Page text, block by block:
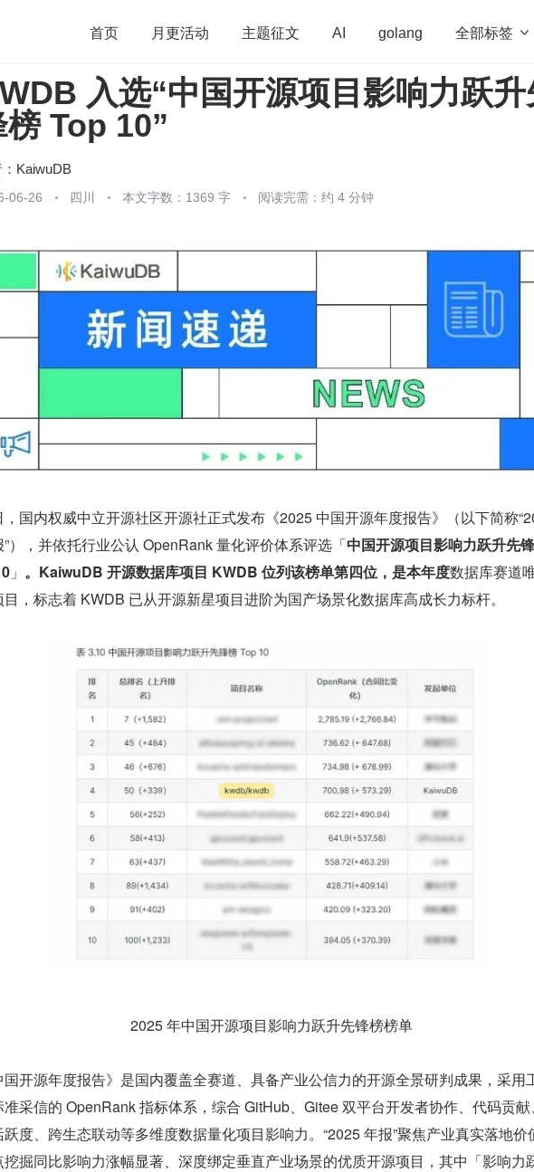
首页 月更活动 主题征文 AI golang 全部标签 
架构 OpenHarmony 算法 学习方法 Web3.0 高
团队管理 程序员
入选“中国开源项目影响力跃升
榜 Top 10”
KaiwuDB
06-26 四川 本文字数：1369 字 阅读完需：约 4 分钟
，国内权威中立开源社区开源社正式发布《2025 中国开源年度报告》（以下简称
”），并依托行业公认 OpenRank 量化评价体系评选「中国开源项目影响力跃升先
」 。KaiwuDB 开源数据库项目 KWDB 位列该榜单第四位，是本年度数据库赛道
目，标志着 KWDB 已从开源新星项目进阶为国产场景化数据库高成长力标杆。
2025 年中国开源项目影响力跃升先锋榜榜单
国开源年度报告》是国内覆盖全赛道、具备产业公信力的开源全景研判成果，采用
准采信的 OpenRank 指标体系，综合 GitHub、Gitee 双平台开发者协作、代码贡献
跃度、跨生态联动等多维度数据量化项目影响力。“2025 年报”聚焦产业真实落地价
挖掘同比影响力涨幅显著、深度绑定垂直产业场景的优质开源项目，其中「影响力